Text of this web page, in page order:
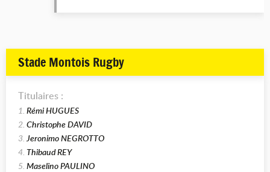
Stade Montois Rugby
Titulaires :
1. Rémi HUGUES
2. Christophe DAVID
3.Jeronimo NEGROTTO
4. Thibaud REY
5. Maselino PAULINO